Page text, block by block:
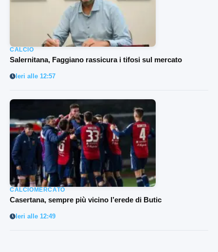
CALCIO
Salernitana, Faggiano rassicura i tifosi sul mercato
Ieri alle 12:57
CALCIOMERCATO
Casertana, sempre più vicino l’erede di Butic
Ieri alle 12:49